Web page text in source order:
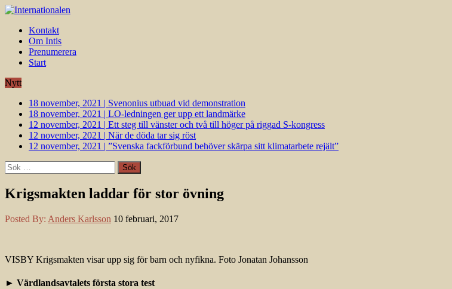
Kontakt
Om Intis
Prenumerera
Start
Nytt
18 november, 2021 | Svenonius utbuad vid demonstration
18 november, 2021 | LO-ledningen ger upp ett landmärke
12 november, 2021 | Ett steg till vänster och två till höger på riggad S-kongress
12 november, 2021 | När de döda tar sig röst
12 november, 2021 | ”Svenska fackförbund behöver skärpa sitt klimatarbete rejält”
Sök
efter:
Krigsmakten laddar för stor övning
Posted By: Anders Karlsson 10 februari, 2017
VISBY Krigsmakten visar upp sig för barn och nyfikna. Foto Jonatan Johansson
► Värdlandsavtalets första stora test